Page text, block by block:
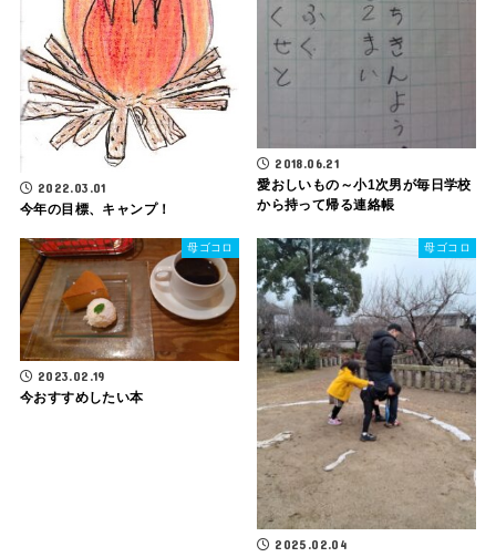
2022.03.01
今年の目標、キャンプ！
2018.06.21
愛おしいもの～小1次男が毎日学校
から持って帰る連絡帳
母ゴコロ
2023.02.19
今おすすめしたい本
母ゴコロ
2025.02.04